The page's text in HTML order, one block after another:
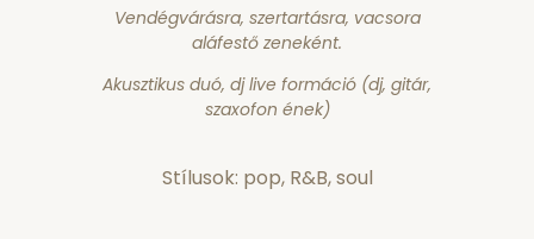
Vendégvárásra, szertartásra, vacsora
aláfestő zeneként.
Akusztikus duó, dj live formáció (dj, gitár,
szaxofon ének)
Stílusok: pop, R&B, soul